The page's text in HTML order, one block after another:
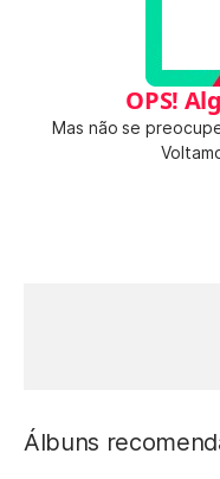
OPS!
Mas não se
Álbuns